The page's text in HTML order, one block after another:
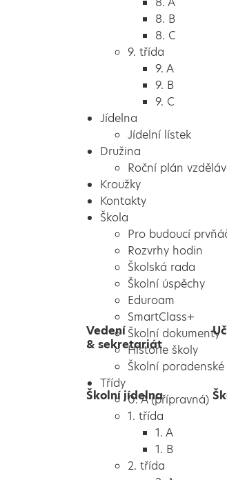
8. B
8. C
9. třída
9. A
9. B
9. C
Jídelna
Jídelní lístek
Družina
Roční plán
Kroužky
Kontakty
Škola
Pro budoucí
Rozvrhy hodin
Školská rada
Školní úspěchy
Eduroam
SmartClass+
Školní dokumenty
Historie školy
Školní
Třídy
0. A (přípravná)
1. třída
1. A
1. B
2. třída
Vedení
& sekretariát
Školní jídelna